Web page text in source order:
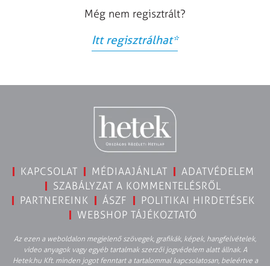
Még nem regisztrált?
Itt regisztrálhat*
KAPCSOLAT MÉDIAAJÁNLAT
ADATVÉDELEM
SZABÁLYZAT A KOMMENTELÉSRŐL
PARTNEREINK
ÁSZF
POLITIKAI HIRDETÉSEK
WEBSHOP TÁJÉKOZTATÓ
Az ezen a weboldalon megjelenő szövegek, grafikák, képek, hangfelvételek,
video anyagok vagy egyéb tartalmak szerzői jogvédelem alatt állnak. A
Hetek.hu Kft. minden jogot fenntart a tartalommal kapcsolatosan, beleértve a